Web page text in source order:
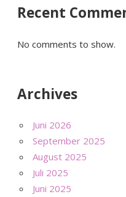
Recent
No comments to show.
Archives
Juni 2026
September 2025
August 2025
Juli 2025
Juni 2025